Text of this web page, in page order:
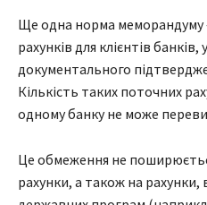
Ще одна норма меморандуму
рахунків для клієнтів банків,
документального
Кількість таких поточних
одному банку не може
Це обмеження не
рахунки, а також на рахунки,